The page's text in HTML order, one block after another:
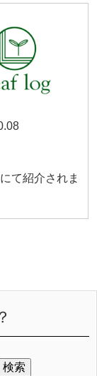
て紹介されま